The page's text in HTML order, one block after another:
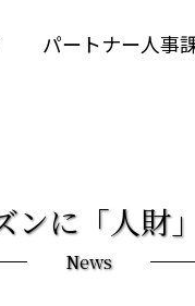
パートナー人事
ンに「人財
News